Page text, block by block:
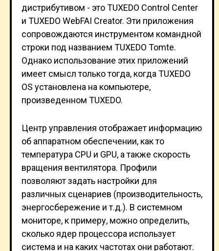
дистрибутивом - это TUXEDO Control Center
и TUXEDO WebFAI Creator. Эти приложения
сопровождаются инструментом командной
строки под названием TUXEDO Tomte.
Однако использование этих приложений
имеет смысл только тогда, когда TUXEDO
OS установлена на компьютере,
произведенном TUXEDO.
Центр управления отображает информацию
об аппаратном обеспечении, как то
температура CPU и GPU, а также скорость
вращения вентилятора. Профили
позволяют задать настройки для
различных сценариев (производительность,
энергосбережение и т.д.). В системном
мониторе, к примеру, можно определить,
сколько ядер процессора использует
система и на каких частотах они работают.